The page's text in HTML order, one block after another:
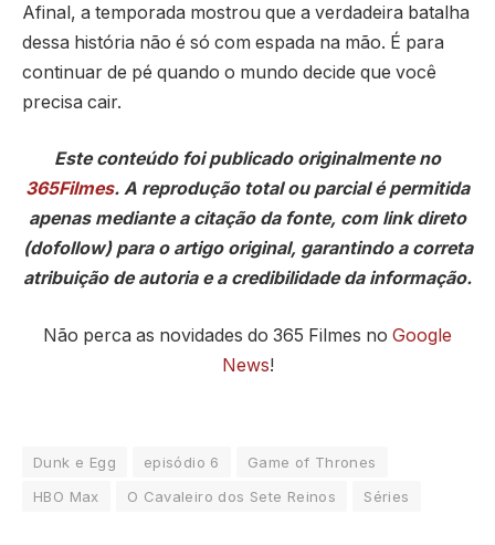
Afinal, a temporada mostrou que a verdadeira batalha
dessa história não é só com espada na mão. É para
continuar de pé quando o mundo decide que você
precisa cair.
Este conteúdo foi publicado originalmente no
365Filmes. A reprodução total ou parcial é permitida
apenas mediante a citação da fonte, com link direto
(dofollow) para o artigo original, garantindo a correta
atribuição de autoria e a credibilidade da informação.
Não perca as novidades do 365 Filmes no Google
News!
Dunk e Egg episódio 6
Game of Thrones
HBO Max
O Cavaleiro dos Sete Reinos Séries